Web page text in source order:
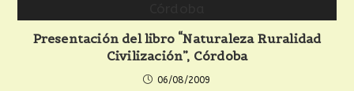
Presentación del libro “Naturaleza Ruralidad
Civilización”, Córdoba
06/08/2009